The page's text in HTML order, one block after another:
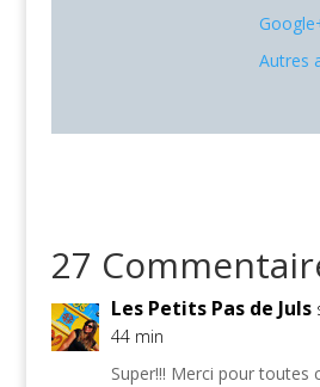
Autres
27
Les Petits Pas de Juls
44 min
Super!!! Merci pour toutes